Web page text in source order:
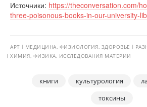
Источники: https://theconversation.com/
three-poisonous-books-in-our-university-
АРТ МЕДИЦИНА, ФИЗИОЛОГИЯ, ЗДОРОВЬЕ
ХИМИЯ, ФИЗИКА, ИССЛЕДОВАНИЯ МАТЕРИИ
книги культурология
токсины